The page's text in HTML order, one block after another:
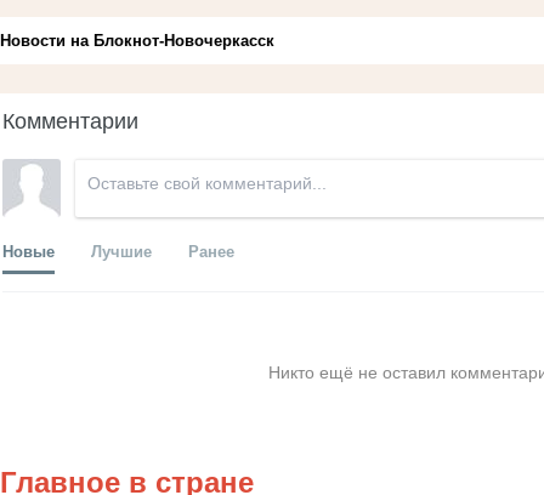
Новости на Блoкнoт-Новочеркасск
Комментарии
Новые Лучшие Ранее
Никто ещё не оставил
Главное в стране